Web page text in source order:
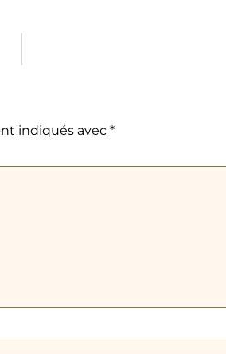
indiqués avec *